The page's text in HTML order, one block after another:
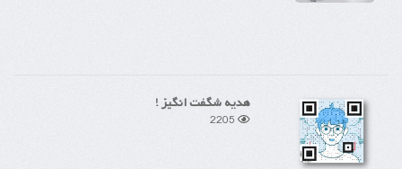
هدیه شگفت انگیز !